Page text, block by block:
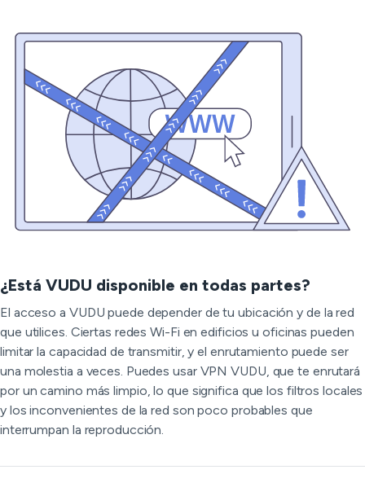
¿Está VUDU disponible en todas partes?
El acceso a VUDU puede depender de tu ubicación y de la red
que utilices. Ciertas redes Wi-Fi en edificios u oficinas pueden
limitar la capacidad de transmitir, y el enrutamiento puede ser
una molestia a veces. Puedes usar VPN VUDU, que te enrutará
por un camino más limpio, lo que significa que los filtros locales
y los inconvenientes de la red son poco probables que
interrumpan la reproducción.